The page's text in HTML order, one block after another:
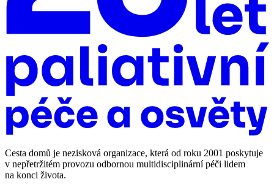
Cesta domů je nezisková organizace, která od roku 2001 poskytuje
v nepřetržitém provozu odbornou multidisciplinární péči lidem
na konci života.